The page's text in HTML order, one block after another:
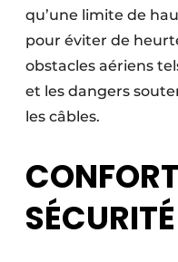
qu’une limite de
pour éviter de
obstacles aériens
et les dangers
les câbles.
SÉCURITÉ